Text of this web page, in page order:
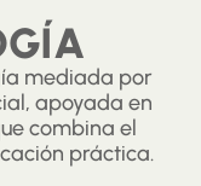
mediada por
apoyada en
combina el
práctica.